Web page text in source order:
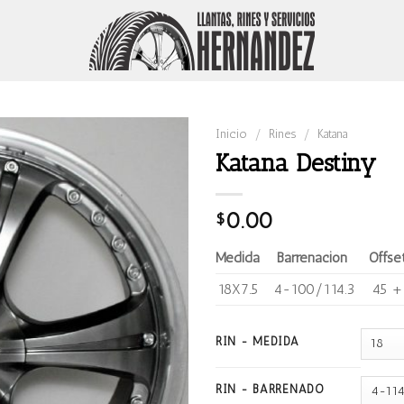
Inicio / Rines / Katana
Katana Destiny
$0.00
Medida Barrenación
18X7.5
4-100/114.3 45 +
RIN - MEDIDA
RIN - BARRENADO